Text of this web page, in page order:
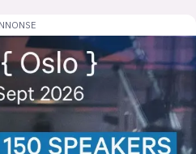
ukas koder
hobby